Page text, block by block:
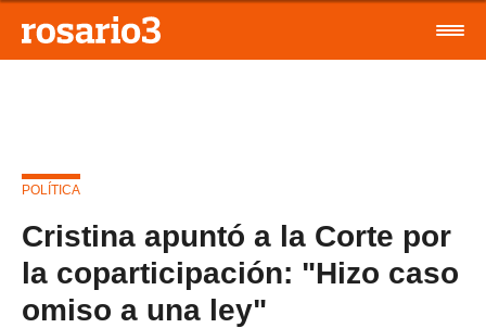
POLÍTICA
Cristina apuntó a la Corte por
la coparticipación: "Hizo caso
omiso a una ley"